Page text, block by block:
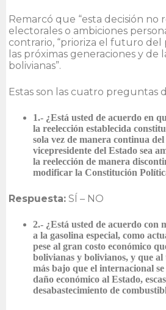
Remarcó que “esta decisión no
electorales o ambiciones
contrario, “prioriza el futuro del
las próximas generaciones y de
bolivianas”.
Estas son las cuatro preguntas
1.- ¿Está usted de acuerdo en
la reelección establecida
sola vez de manera continua
vicepresidente del Estado sea
la reelección de manera
modificar la Constitución
Respuesta: SÍ – NO
2.- ¿Está usted de acuerdo con
a la gasolina especial, como
pese al gran costo económico
bolivianas y bolivianos, y que
más bajo que el internacional
daño económico al Estado,
desabastecimiento de